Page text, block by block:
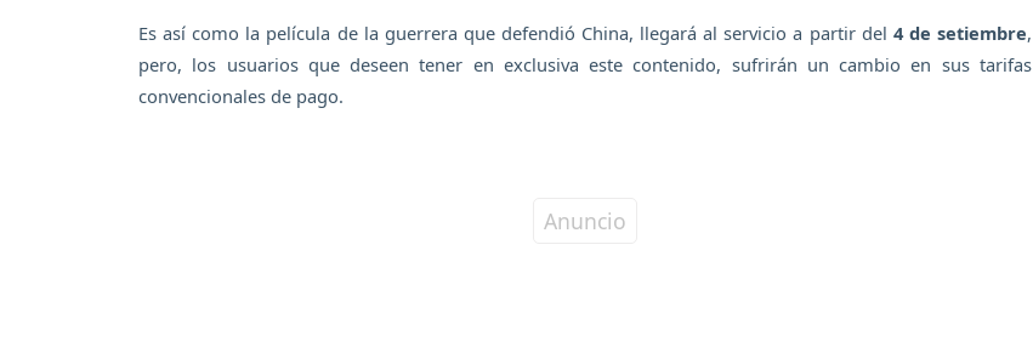
Es así como la película de la guerrera que defendió China, llegará al servicio a partir del 4 de setiembre,
pero, los usuarios que deseen tener en exclusiva este contenido, sufrirán un cambio en sus tarifas
convencionales de pago.